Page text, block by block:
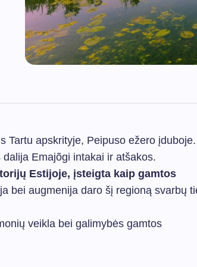
Tartu apskrityje, Peipuso ežero
Emajõgi intakai ir atšakos.
Estijoje, įsteigta kaip gamtos
bei augmenija daro šį regioną svarbų
veikla bei galimybės gamtos